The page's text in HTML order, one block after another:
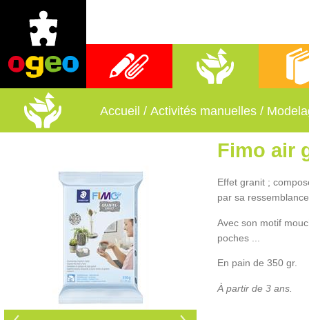
Fournitures scolaires Activités manuelles
Accueil / Activités manuelles /
Fimo air
Effet granit ;
par sa
Avec son motif
poches ...
En pain de 350 gr.
À partir de 3 ans.